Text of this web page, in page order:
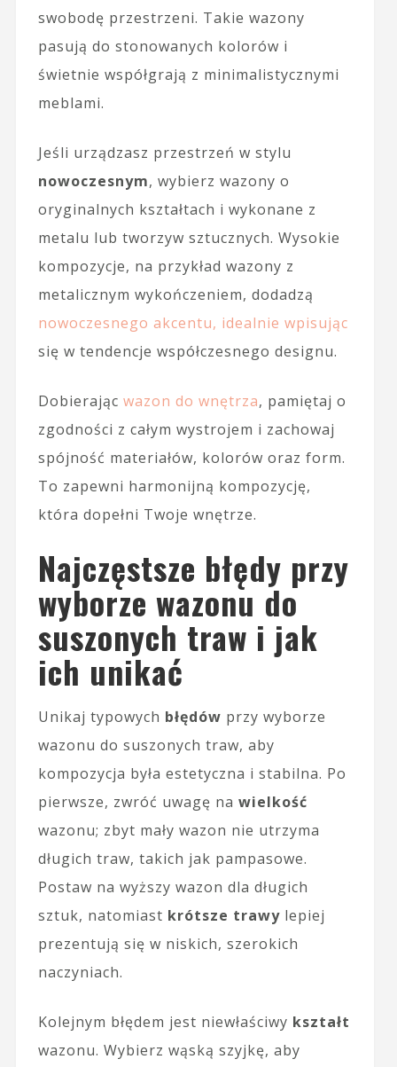
swobodę przestrzeni. Takie wazony
pasują do stonowanych kolorów i
świetnie współgrają z minimalistycznymi
meblami.
Jeśli urządzasz przestrzeń w stylu
nowoczesnym, wybierz wazony o
oryginalnych kształtach i wykonane z
metalu lub tworzyw sztucznych. Wysokie
kompozycje, na przykład wazony z
metalicznym wykończeniem, dodadzą
nowoczesnego akcentu, idealnie wpisując
się w tendencje współczesnego designu.
Dobierając wazon do wnętrza, pamiętaj o
zgodności z całym wystrojem i zachowaj
spójność materiałów, kolorów oraz form.
To zapewni harmonijną kompozycję,
która dopełni Twoje wnętrze.
Najczęstsze błędy przy
wyborze wazonu do
suszonych traw i jak
ich unikać
Unikaj typowych błędów przy wyborze
wazonu do suszonych traw, aby
kompozycja była estetyczna i stabilna. Po
pierwsze, zwróć uwagę na wielkość
wazonu; zbyt mały wazon nie utrzyma
długich traw, takich jak pampasowe.
Postaw na wyższy wazon dla długich
sztuk, natomiast krótsze trawylepiej
prezentują się w niskich, szerokich
naczyniach.
Kolejnym błędem jest niewłaściwy kształt
wazonu. Wybierz wąską szyjkę, aby